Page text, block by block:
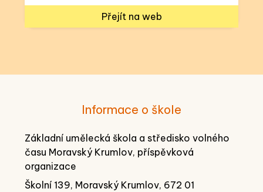
Přejít na web
Informace o škole
Základní umělecká škola a středisko volného
času Moravský Krumlov, příspěvková
organizace
Školní 139, Moravský Krumlov, 672 01